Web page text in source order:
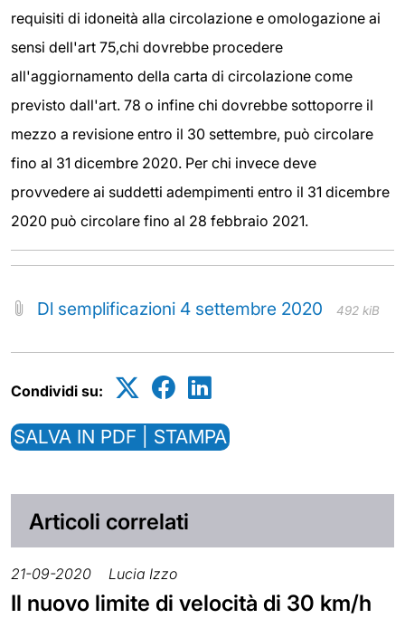
requisiti di idoneità alla circolazione e omologazione ai
sensi dell'art 75,chi dovrebbe procedere
all'aggiornamento della carta di circolazione come
previsto dall'art. 78 o infine chi dovrebbe sottoporre il
mezzo a revisione entro il 30 settembre, può circolare
fino al 31 dicembre 2020. Per chi invece deve
provvedere ai suddetti adempimenti entro il 31 dicembre
2020 può circolare fino al 28 febbraio 2021.
Dl semplificazioni 4 settembre 2020 492 kiB
Condividi su:
SALVA IN PDF | STAMPA
Articoli correlati
21-09-2020 Lucia Izzo
Il nuovo limite di velocità di 30 km/h